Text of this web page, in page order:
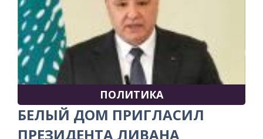
ПОЛИТИКА
БЕЛЫЙ ДОМ ПРИГЛАСИЛ
ПРЕЗИДЕНТА ЛИВАНА